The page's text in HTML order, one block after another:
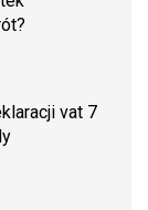
vat 7